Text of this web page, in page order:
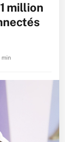
million
min